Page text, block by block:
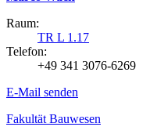
Raum:
TR L 1.17
Telefon:
+49 341 3076-6269
E-Mail senden
Fakultät Bauwesen